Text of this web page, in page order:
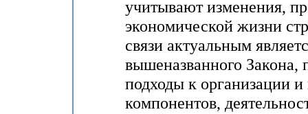
учитывают изменения,
экономической жизни
связи актуальным
вышеназванного
подходы к организации
компонентов,